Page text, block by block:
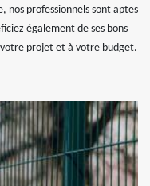
nos professionnels sont aptes
également de ses bons
projet et à votre budget.